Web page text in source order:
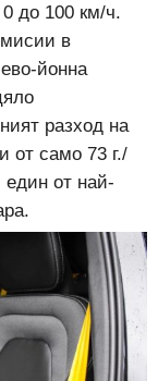
до 100 км/ч.
в
йонна
разход на
от само 73 г./
от най-